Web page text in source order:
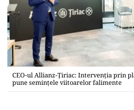
CEO-ul Allianz-Ţiriac: Intervenţia prin
pune seminţele viitoarelor falimente